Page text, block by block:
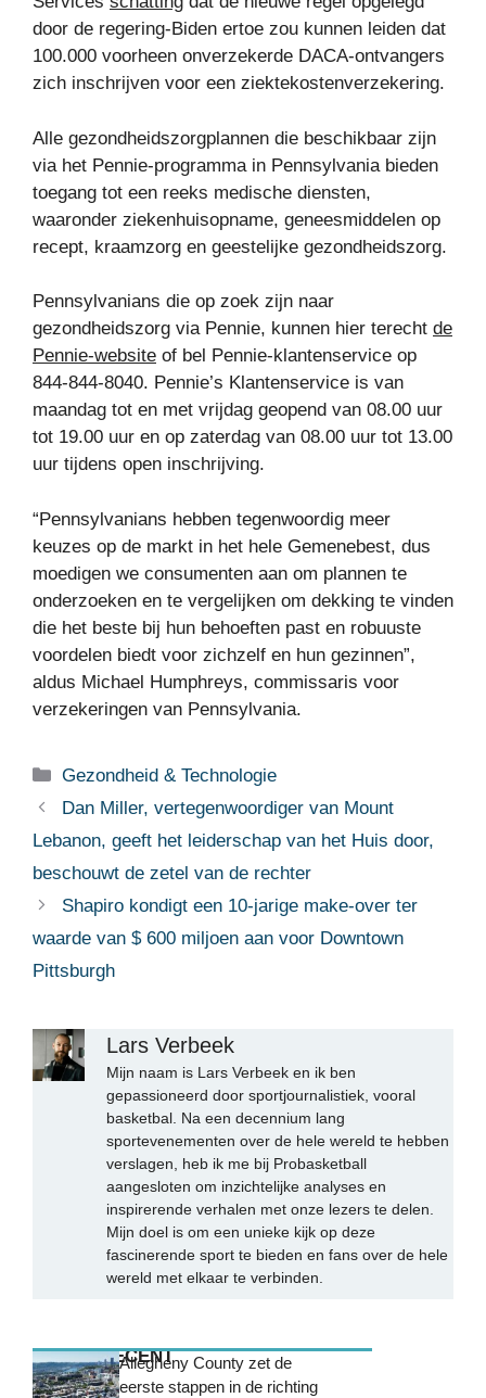
door de regering-Biden ertoe zou kunnen leiden dat
100.000 voorheen onverzekerde DACA-ontvangers
zich inschrijven voor een ziektekostenverzekering.
Alle gezondheidszorgplannen die beschikbaar zijn
via het Pennie-programma in Pennsylvania bieden
toegang tot een reeks medische diensten,
waaronder ziekenhuisopname, geneesmiddelen op
recept, kraamzorg en geestelijke gezondheidszorg.
Pennsylvanians die op zoek zijn naar
gezondheidszorg via Pennie, kunnen hier terecht de
Pennie-website of bel Pennie-klantenservice op
844-844-8040. Pennie’s Klantenservice is van
maandag tot en met vrijdag geopend van 08.00 uur
tot 19.00 uur en op zaterdag van 08.00 uur tot 13.00
uur tijdens open inschrijving.
“Pennsylvanians hebben tegenwoordig meer
keuzes op de markt in het hele Gemenebest, dus
moedigen we consumenten aan om plannen te
onderzoeken en te vergelijken om dekking te vinden
die het beste bij hun behoeften past en robuuste
voordelen biedt voor zichzelf en hun gezinnen”,
aldus Michael Humphreys, commissaris voor
verzekeringen van Pennsylvania.
Categorieën
Gezondheid & Technologie
Dan Miller, vertegenwoordiger van Mount
Lebanon, geeft het leiderschap van het Huis door,
beschouwt de zetel van de rechter
Shapiro kondigt een 10-jarige make-over ter
waarde van $ 600 miljoen aan voor Downtown
Pittsburgh
Lars Verbeek
Mijn naam is Lars Verbeek en ik ben
gepassioneerd door sportjournalistiek, vooral
basketbal. Na een decennium lang
sportevenementen over de hele wereld te hebben
verslagen, heb ik me bij Probasketball
aangesloten om inzichtelijke analyses en
inspirerende verhalen met onze lezers te delen.
Mijn doel is om een unieke kijk op deze
fascinerende sport te bieden en fans over de hele
wereld met elkaar te verbinden.
MEEST RECENTAllegheny County zet de
eerste stappen in de richting